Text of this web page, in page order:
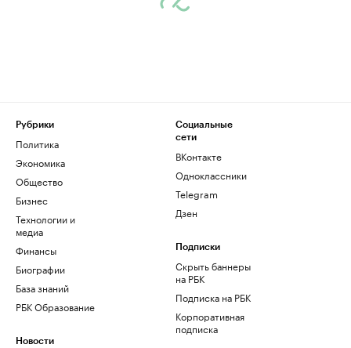
Рубрики
Политика
Экономика
Общество
Бизнес
Технологии и
медиа
Финансы
Биографии
База знаний
РБК Образование
Новости
Социальные
сети
ВКонтакте
Одноклассники
Telegram
Дзен
Подписки
Скрыть баннеры
на РБК
Подписка на РБК
Корпоративная
подписка